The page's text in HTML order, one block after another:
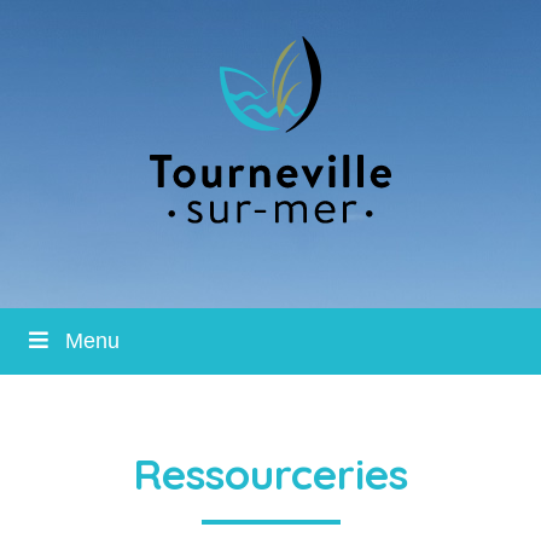
Menu
Ressourceries